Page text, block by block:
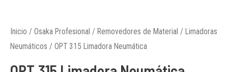
Inicio / Osaka Profesional / Removedores de Material / Limadoras
Neumáticos / OPT 315 Limadora Neumática